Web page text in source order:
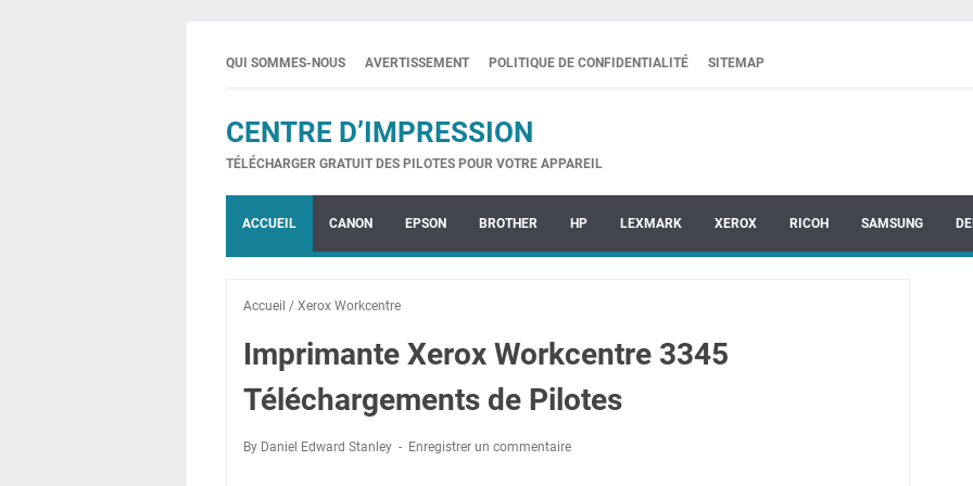
QUI SOMMES-NOUS AVERTISSEMENT POLITIQUE DE CONFIDENTIALITÉ SITEMAP
CENTRE D’IMPRESSION
TÉLÉCHARGER GRATUIT DES PILOTES POUR VOTRE APPAREIL
ACCUEIL CANON EPSON BROTHER HP LEXMARK XEROX RICOH SAMSUNG
Accueil / Xerox Workcentre
Imprimante Xerox Workcentre 3345
Téléchargements de Pilotes
By Daniel Edward Stanley Enregistrer un commentaire